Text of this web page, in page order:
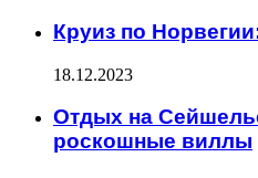
Круиз по
18.12.2023
Отдых на
роскошные виллы